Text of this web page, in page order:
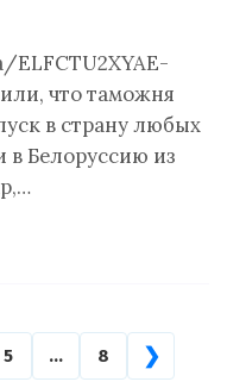
что таможня
в страну любых
в Белоруссию из
5 … 8 ❯